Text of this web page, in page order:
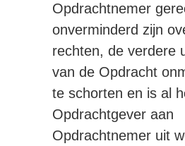
Opdrachtnemer
onverminderd zijn
rechten, de verdere
van de Opdracht
te schorten en is al
Opdrachtgever aan
Opdrachtnemer uit